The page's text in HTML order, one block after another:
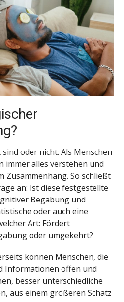
oder nicht: Als Menschen
immer alles verstehen und
Zusammenhang. So schließt
an: Ist diese festgestellte
Begabung und
oder auch eine
Art: Fördert
oder umgekehrt?
können Menschen, die
Informationen offen und
besser unterschiedliche
aus einem größeren Schatz